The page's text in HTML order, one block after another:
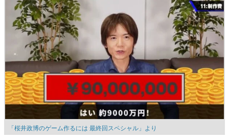
「桜井政博のゲーム作るには 最終回スペシャル」より